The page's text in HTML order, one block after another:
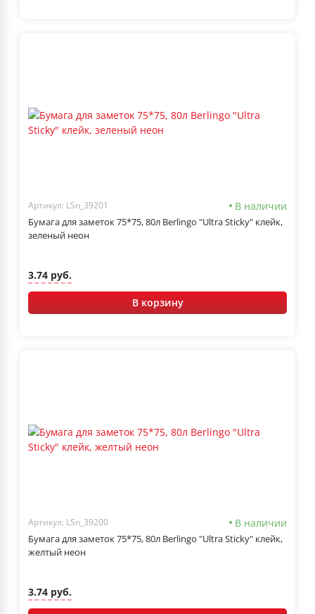
Артикул: LSn_39201 В наличии
Бумага для заметок 75*75, 80л Berlingo "Ultra Sticky" клейк,
зеленый неон
3.74 руб.
В корзину
Артикул: LSn_39200 В наличии
Бумага для заметок 75*75, 80л Berlingo "Ultra Sticky" клейк,
желтый неон
3.74 руб.